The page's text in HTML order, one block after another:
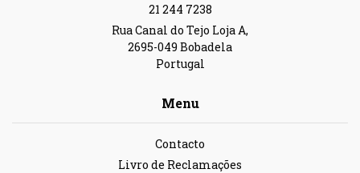
21 244 7238
Rua Canal do Tejo Loja A,
2695-049 Bobadela
Portugal
Menu
Contacto
Livro de Reclamações